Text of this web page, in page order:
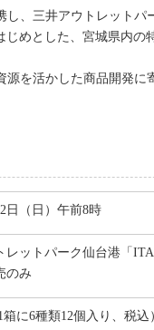
し、三井アウトレット
めとした、宮城県内の
を活かした商品開発
日（日）午前8時
レットパーク仙台港「
のみ
箱に6種類12個入り、税込